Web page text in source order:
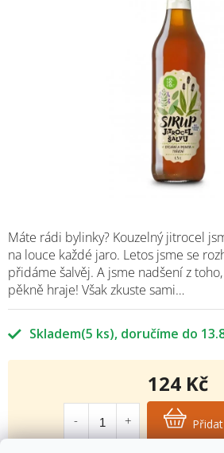
Skladem(5 ks)
Máte rádi bylinky? Kouzelný jitrocel
na louce každé jaro. Letos jsme se
přidáme šalvěj. A jsme nadšení z
pěkně hraje! Však zkuste sami…
124 Kč
Měrná
cena: